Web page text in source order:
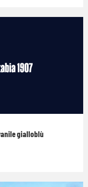
gialloblù